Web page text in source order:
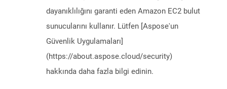
dayanıklılığını garanti eden Amazon EC2 bulut
sunucularını kullanır. Lütfen [Aspose'un
Güvenlik Uygulamaları]
(https://about.aspose.cloud/security)
hakkında daha fazla bilgi edinin.